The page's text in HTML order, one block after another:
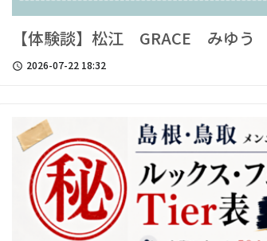
【体験談】松江 GRACE みゆう
access_time 2026-07-22 18:32